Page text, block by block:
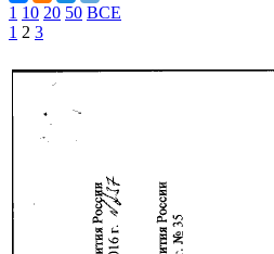
1 10 20 50 ВСЕ
1 2 3